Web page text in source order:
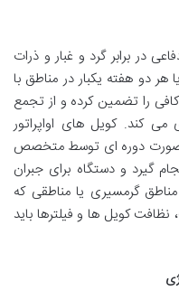
در برابر گرد و غبار و ذرات
دو هفته یکبار در مناطق با
کافی را تضمین کرده و از تجمع
کند. کویل های اواپراتور
صورت دوره ای توسط متخصص
گیرد و دستگاه برای جبران
گرمسیری یا مناطقی که
نظافت کویل ها و فیلترها باید